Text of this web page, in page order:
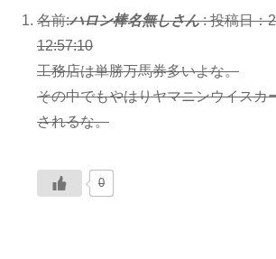
名前:ハロン棒名無しさん: 投稿日：
12:57:10
工務店は単勝万馬券多いよな。
その中でもやはりヤマニンウイスカ
されるな。
0